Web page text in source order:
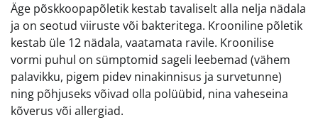
Äge põskkoopapõletik kestab tavaliselt alla nelja nädala
ja on seotud viiruste või bakteritega. Krooniline põletik
kestab üle 12 nädala, vaatamata ravile. Kroonilise
vormi puhul on sümptomid sageli leebemad (vähem
palavikku, pigem pidev ninakinnisus ja survetunne)
ning põhjuseks võivad olla polüübid, nina vaheseina
kõverus või allergiad.